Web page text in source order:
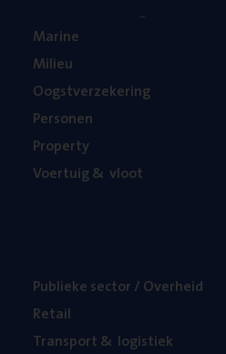
Mari­ne
Mili­eu
Oogst­ver­ze­ke­ring
Per­so­nen
Pro­per­ty
Voer­tuig& vloot
Publie­ke sec­tor / Overheid
Retail
Trans­port& logistiek